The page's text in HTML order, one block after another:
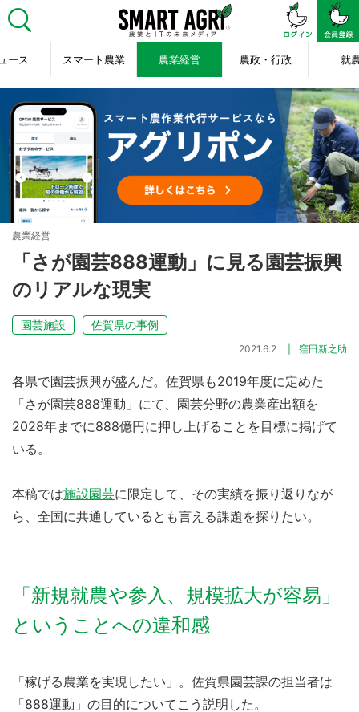
ース スマート農業 農業経営 農政・行政 就
農業経営
「さが園芸888運動」に見る園芸振興
のリアルな現実
園芸施設 佐賀県の事例
2021.6.2 窪田新之助
各県で園芸振興が盛んだ。佐賀県も2019年度に定めた
「さが園芸888運動」にて、園芸分野の農業産出額を
2028年までに888億円に押し上げることを目標に掲げて
いる。
本稿では施設園芸に限定して、その実績を振り返りなが
ら、全国に共通しているとも言える課題を探りたい。
「新規就農や参入、規模拡大が容易」
ということへの違和感
「稼げる農業を実現したい」。佐賀県園芸課の担当者は
「888運動」の目的についてこう説明した。